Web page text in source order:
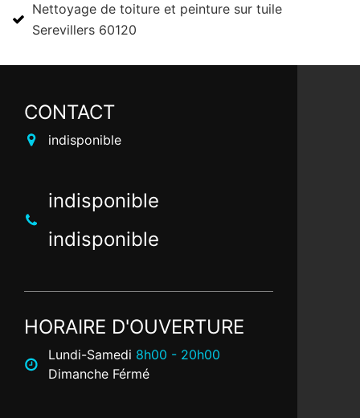
Nettoyage de toiture et peinture sur tuile
Serevillers 60120
CONTACT
indisponible
indisponible
indisponible
HORAIRE D'OUVERTURE
Lundi-Samedi 8h00 - 20h00
Dimanche Férmé